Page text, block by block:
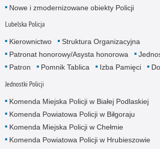
Nowe i zmodernizowane obiekty Policji
Lubelska Policja
Kierownictwo
Struktura Organizacyjna
Patronat honorowy/Asysta honorowa
Patron
Pomnik Tablica Izba Pamięci
Jednostki Policji
Komenda Miejska Policji w Białej Podlaskiej
Komenda Powiatowa Policji w Biłgoraju
Komenda Miejska Policji w Chełmie
Komenda Powiatowa Policji w Hrubieszowie